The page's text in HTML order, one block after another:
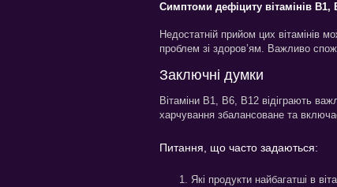
Симптоми дефіциту вітамінів B1,
Недостатній прийом цих вітамінів
проблем зі здоров’ям. Важливо
Заключні думки
Вітаміни B1, B6, B12 відіграють
харчування збалансоване та
Питання, що часто задаються:
Які продукти найбагатші в